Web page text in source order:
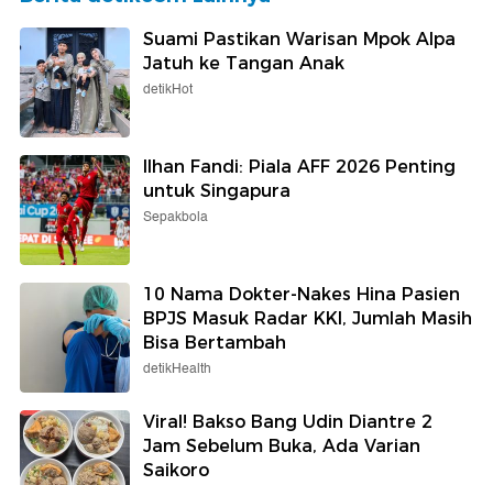
Suami Pastikan Warisan Mpok Alpa
Jatuh ke Tangan Anak
detikHot
Ilhan Fandi: Piala AFF 2026 Penting
untuk Singapura
Sepakbola
10 Nama Dokter-Nakes Hina Pasien
BPJS Masuk Radar KKI, Jumlah Masih
Bisa Bertambah
detikHealth
Viral! Bakso Bang Udin Diantre 2
Jam Sebelum Buka, Ada Varian
Saikoro